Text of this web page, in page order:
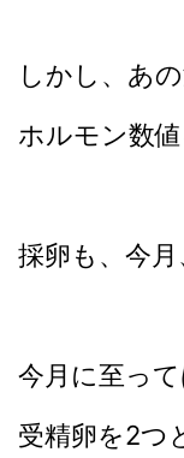
しかし、あの
ホルモン数値
採卵も、今月
今月に至って
受精卵を2つ